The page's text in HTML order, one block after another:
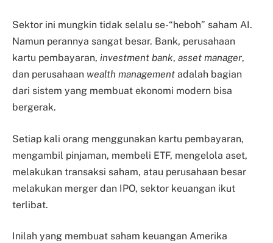
Sektor ini mungkin tidak selalu se-“heboh” saham AI.
Namun perannya sangat besar. Bank, perusahaan
kartu pembayaran, investment bank, asset manager,
dan perusahaan wealth management adalah bagian
dari sistem yang membuat ekonomi modern bisa
bergerak.
Setiap kali orang menggunakan kartu pembayaran,
mengambil pinjaman, membeli ETF, mengelola aset,
melakukan transaksi saham, atau perusahaan besar
melakukan merger dan IPO, sektor keuangan ikut
terlibat.
Inilah yang membuat saham keuangan Amerika